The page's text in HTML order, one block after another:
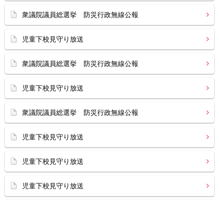
衆議院議員総選挙 防災行政無線公報
児童下校見守り放送
衆議院議員総選挙 防災行政無線公報
児童下校見守り放送
衆議院議員総選挙 防災行政無線公報
児童下校見守り放送
児童下校見守り放送
児童下校見守り放送